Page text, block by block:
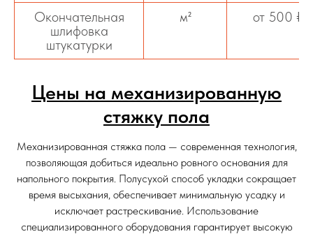
Окончательная
шлифовка
штукатурки
м² от 500 ₽
Цены на механизированную
стяжку пола
Механизированная стяжка пола — современная технология,
позволяющая добиться идеально ровного основания для
напольного покрытия. Полусухой способ укладки сокращает
время высыхания, обеспечивает минимальную усадку и
исключает растрескивание. Использование
специализированного оборудования гарантирует высокую